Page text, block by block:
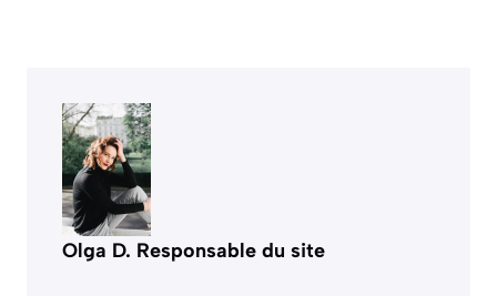
Olga D. Responsable du site